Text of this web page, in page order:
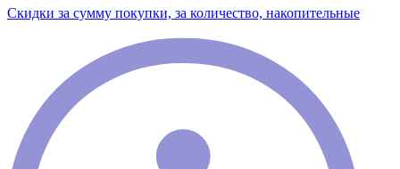
Скидки за сумму покупки, за количество, накопительные